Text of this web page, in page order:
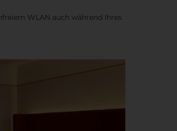
WLAN auch während Ihres